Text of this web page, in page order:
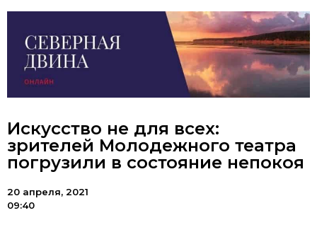
Искусство не для всех:
зрителей Молодежного театра
погрузили в состояние непокоя
20 апреля, 2021
09:40